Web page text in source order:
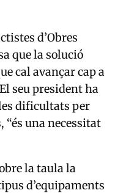
d’Obres
que la solució
cal avançar cap a
seu president ha
dificultats per
“és una necessitat
la taula la
d’equipaments